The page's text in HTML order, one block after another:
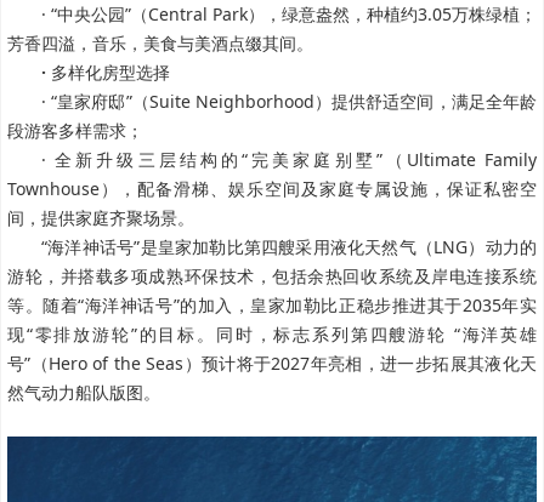
· “中央公园”（Central Park），绿意盎然，种植约3.05万株绿植；
芳香四溢，音乐，美食与美酒点缀其间。
· 多样化房型选择
· “皇家府邸”（Suite Neighborhood）提供舒适空间，满足全年龄
段游客多样需求；
· 全新升级三层结构的“完美家庭别墅”（Ultimate Family
Townhouse），配备滑梯、娱乐空间及家庭专属设施，保证私密空
间，提供家庭齐聚场景。
“海洋神话号”是皇家加勒比第四艘采用液化天然气（LNG）动力的
游轮，并搭载多项成熟环保技术，包括余热回收系统及岸电连接系统
等。随着“海洋神话号”的加入，皇家加勒比正稳步推进其于2035年实
现“零排放游轮”的目标。同时，标志系列第四艘游轮 “海洋英雄
号”（Hero of the Seas）预计将于2027年亮相，进一步拓展其液化天
然气动力船队版图。